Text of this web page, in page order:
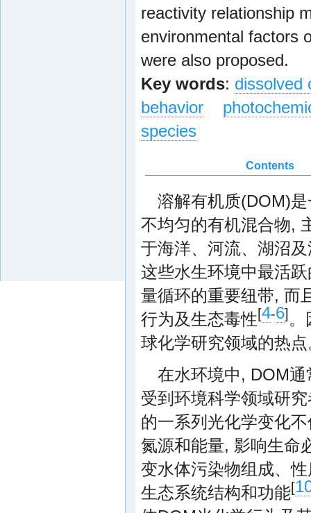
reactivity relationship
environmental factors
were also proposed.
Key words: dissolved
behavior
species
Contents
溶解有机质(DOM)
不均匀的有机混合物,
于海洋、河流、湖沼
这些水生环境中最活
量循环的重要纽带, 而
行为及生态毒性[4-6] 。
球化学研究领域的热点
在水环境中, DOM
受到环境科学领域研
的一系列光化学变化
氮源和能量, 影响生命
变水体污染物组成、
生态系统结构和功能[